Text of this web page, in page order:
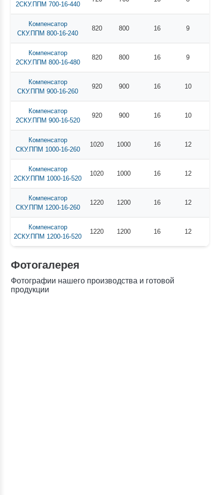
2СКУ.ППМ 700-16-440
Компенсатор
СКУ.ППМ 800-16-240
820 800 16 9
Компенсатор
2СКУ.ППМ 800-16-480
820 800 16 9
Компенсатор
СКУ.ППМ 900-16-260
920 900 16 10
Компенсатор
2СКУ.ППМ 900-16-520
920 900 16 10
Компенсатор
СКУ.ППМ 1000-16-260
1020 1000 16 12
Компенсатор
2СКУ.ППМ 1000-16-520
1020 1000 16 12
Компенсатор
СКУ.ППМ 1200-16-260
1220 1200 16 12
Компенсатор
2СКУ.ППМ 1200-16-520
1220 1200 16 12
Фотогалерея
Фотографии нашего производства и готовой
продукции